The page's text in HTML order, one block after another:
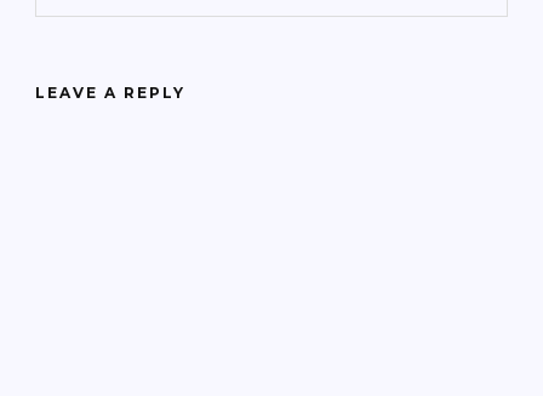
LEAVE A REPLY